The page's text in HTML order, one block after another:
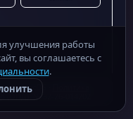
macOS ·
(ОПД): № 32-26-014202
улучшения работы
вы соглашаетесь с
.